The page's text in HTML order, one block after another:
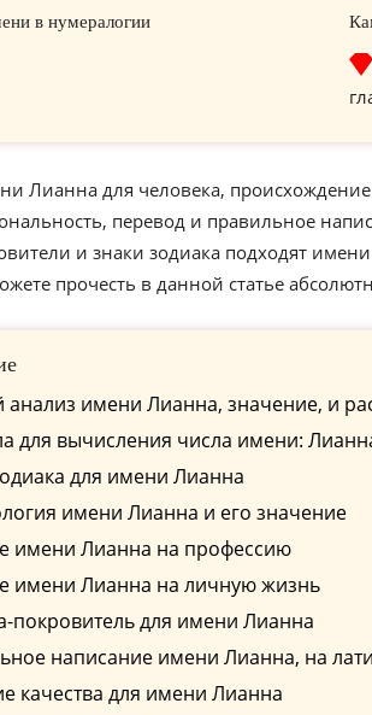
в нумералогии
Лианна для человека,
перевод и правильное
и знаки зодиака подходят
прочесть в данной статье
имени Лианна, значение, и
для вычисления числа имени:
для имени Лианна
имени Лианна и его значение
имени Лианна на профессию
имени Лианна на личную жизнь
покровитель для имени Лианна
написание имени Лианна, на
качества для имени Лианна